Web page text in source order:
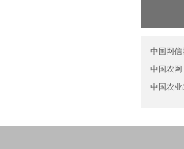
中国网信
中国农网
中国农业